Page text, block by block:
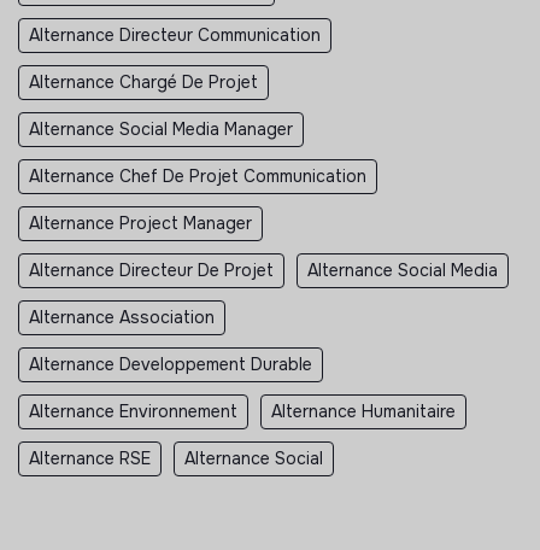
Alternance Directeur Communication
Alternance Chargé De Projet
Alternance Social Media Manager
Alternance Chef De Projet Communication
Alternance Project Manager
Alternance Directeur De Projet Alternance Social Media
Alternance Association
Alternance Developpement Durable
Alternance Environnement Alternance Humanitaire
Alternance RSE Alternance Social